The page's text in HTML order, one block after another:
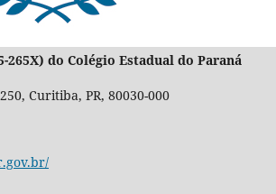
265X) do Colégio Estadual do Paraná
Curitiba, PR, 80030-000